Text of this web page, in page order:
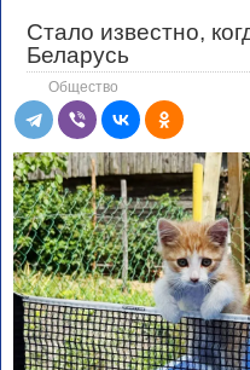
Стало известно,
Беларусь
Общество